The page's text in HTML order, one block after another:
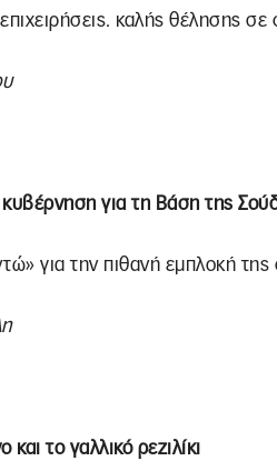
καλής θέλησης
κυβέρνηση για τη Βάση της
για την πιθανή εμπλοκή της
το γαλλικό ρεζιλίκι